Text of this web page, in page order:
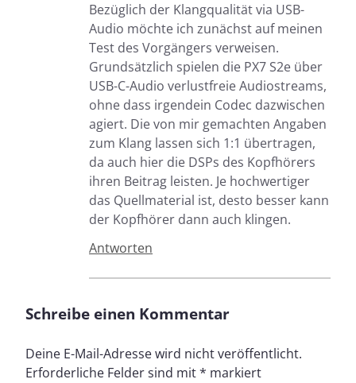
Bezüglich der Klangqualität via USB-
Audio möchte ich zunächst auf meinen
Test des Vorgängers verweisen.
Grundsätzlich spielen die PX7 S2e über
USB-C-Audio verlustfreie Audiostreams,
ohne dass irgendein Codec dazwischen
agiert. Die von mir gemachten Angaben
zum Klang lassen sich 1:1 übertragen,
da auch hier die DSPs des Kopfhörers
ihren Beitrag leisten. Je hochwertiger
das Quellmaterial ist, desto besser kann
der Kopfhörer dann auch klingen.
Antworten
Schreibe einen Kommentar
Deine E-Mail-Adresse wird nicht veröffentlicht.
Erforderliche Felder sind mit* markiert